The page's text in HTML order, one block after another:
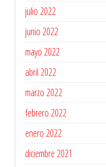
julio 2022
junio 2022
mayo 2022
abril 2022
marzo 2022
febrero 2022
enero 2022
diciembre 2021